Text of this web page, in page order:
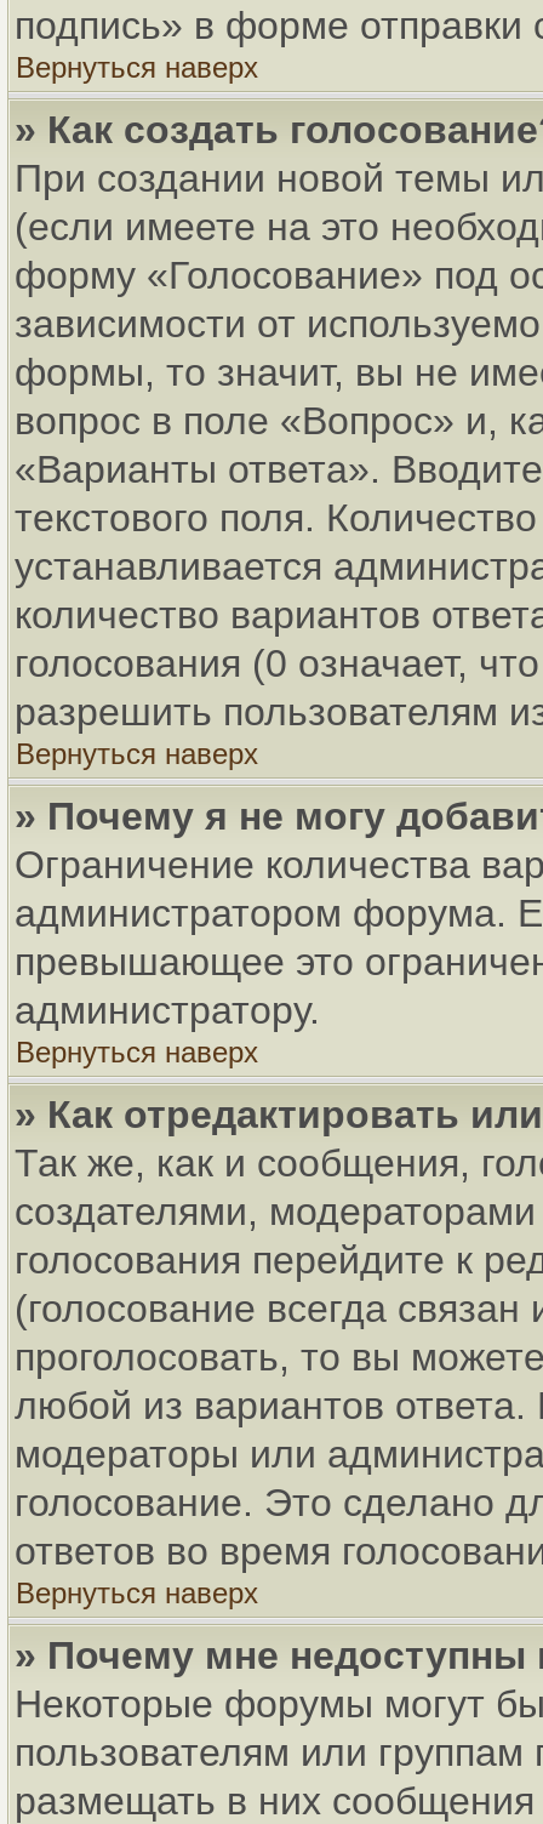
подпись» в форме отправки
Вернуться наверх
» Как создать
При создании новой темы
(если имеете на это
форму «Голосование» под
зависимости от
формы, то значит, вы не
вопрос в поле «Вопрос» и,
«Варианты ответа».
текстового поля.
устанавливается
количество вариантов
голосования (0 означает,
разрешить пользователям
Вернуться наверх
» Почему я не могу
Ограничение количества
администратором форума.
превышающее это
администратору.
Вернуться наверх
» Как отредактировать
Так же, как и сообщения,
создателями,
голосования перейдите к
(голосование всегда
проголосовать, то вы
любой из вариантов ответа.
модераторы или
голосование. Это сделано
ответов во время
Вернуться наверх
» Почему мне
Некоторые форумы могут
пользователям или
размещать в них